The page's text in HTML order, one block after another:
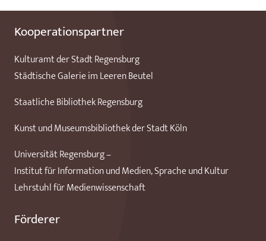
Kooperationspartner
Kulturamt der Stadt Regensburg
Städtische Galerie im Leeren Beutel
Staatliche Bibliothek Regensburg
Kunst und Museumsbibliothek der Stadt Köln
Universität Regensburg –
Institut für Information und Medien, Sprache und Kultur
Lehrstuhl für Medienwissenschaft
Förderer